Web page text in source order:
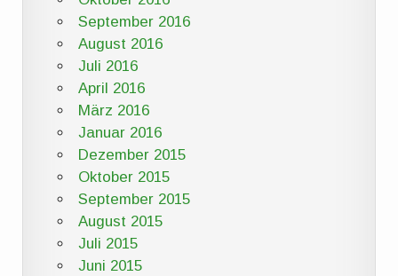
September 2016
August 2016
Juli 2016
April 2016
März 2016
Januar 2016
Dezember 2015
Oktober 2015
September 2015
August 2015
Juli 2015
Juni 2015